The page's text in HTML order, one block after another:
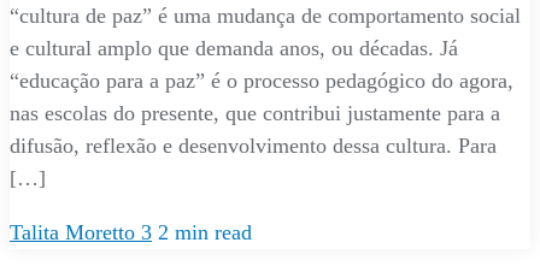
“cultura de paz” é uma mudança de comportamento social
e cultural amplo que demanda anos, ou décadas. Já
“educação para a paz” é o processo pedagógico do agora,
nas escolas do presente, que contribui justamente para a
difusão, reflexão e desenvolvimento dessa cultura. Para
[…]
Talita Moretto 3 2 min read